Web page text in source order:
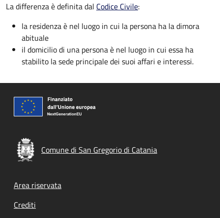
La differenza è definita dal Codice Civile:
la residenza è nel luogo in cui la persona ha la dimora
abituale
il domicilio di una persona è nel luogo in cui essa ha
stabilito la sede principale dei suoi affari e interessi.
Comune di San Gregorio di Catania
Footer menu
Area riservata
Crediti